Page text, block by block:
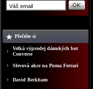
Přečtěte si
Velká výprodej dámských bot
Converse
Slevová akce na Puma Ferrari
David Beckham